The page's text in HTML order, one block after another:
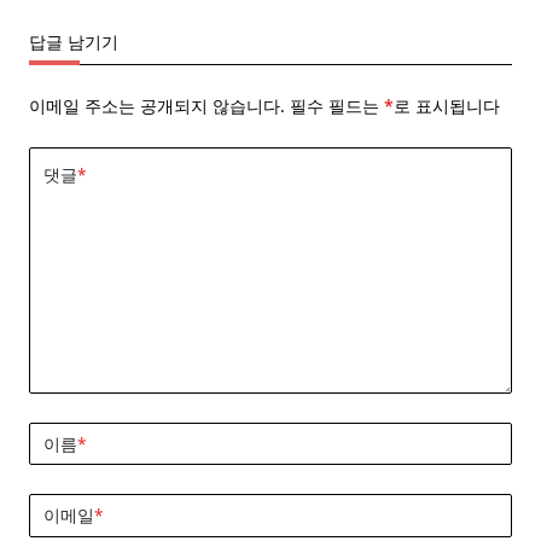
답글 남기기
이메일 주소는 공개되지 않습니다. 필수 필드는 *로 표시됩니다
댓글*
이름*
이메일*